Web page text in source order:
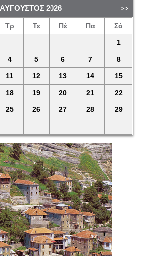
ΑΎΓΟΥΣΤΟΣ 2026
Τρ Τε Πέ Πα Σά
1
4 5 6 7 8
11 12 13 14 15
18 19 20 21 22
25 26 27 28 29